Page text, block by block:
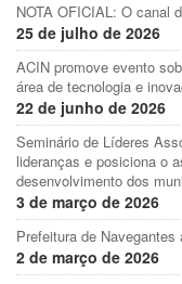
NOTA OFICIAL: O canal
25 de julho de 2026
ACIN promove evento
área de tecnologia e
22 de junho de 2026
Seminário de Líderes
lideranças e posiciona o
desenvolvimento dos
3 de março de 2026
Prefeitura de
2 de março de 2026